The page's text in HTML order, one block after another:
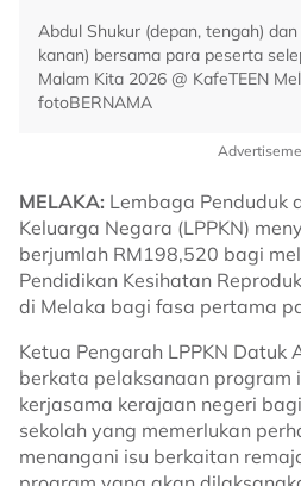
Abdul Shukur (depan, tengah)
kanan) bersama para peserta
Malam Kita 2026 @ KafeTEEN
fotoBERNAMA
MELAKA: Lembaga Penduduk
Keluarga Negara (LPPKN)
berjumlah RM198,520 bagi
Pendidikan Kesihatan
di Melaka bagi fasa pertama
Ketua Pengarah LPPKN Datuk
berkata pelaksanaan program
kerjasama kerajaan negeri
sekolah yang memerlukan
menangani isu berkaitan